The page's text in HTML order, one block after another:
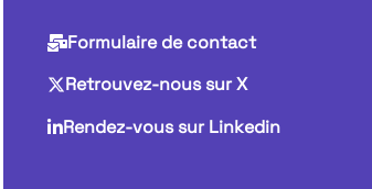
Formulaire de contact
Retrouvez-nous sur X
Rendez-vous sur Linkedin